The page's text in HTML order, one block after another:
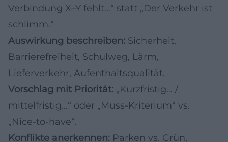
Verbindung X–Y fehlt…“ statt „Der Verkehr ist
schlimm.“
Auswirkung beschreiben: Sicherheit,
Barrierefreiheit, Schulweg, Lärm,
Lieferverkehr, Aufenthaltsqualität.
Vorschlag mit Priorität: „Kurzfristig… /
mittelfristig…“ oder „Muss-Kriterium“ vs.
„Nice-to-have“.
Konflikte anerkennen: Parken vs. Grün,